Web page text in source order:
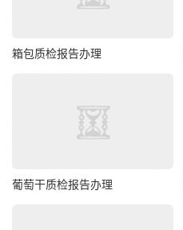
箱包质检报告办理
葡萄干质检报告办理